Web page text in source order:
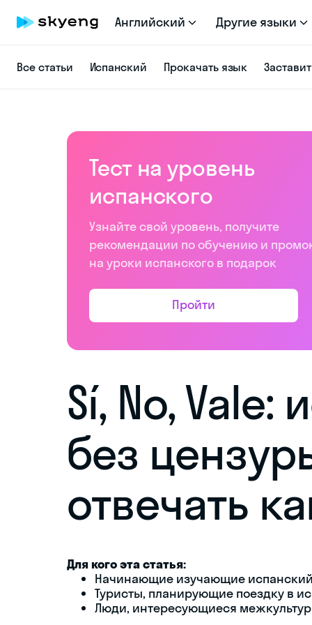
Английский Другие языки
Все статьи Испанский Прокачать язык
Тест на уровень
испанского
Узнайте свой уровень, получите
рекомендации по обучению и
на уроки испанского в подарок
Пройти
Sí, No, Vale:
без
отвечать
Для кого эта статья:
Начинающие изучающие
Туристы, планирующие поездку в
Люди, интересующиеся